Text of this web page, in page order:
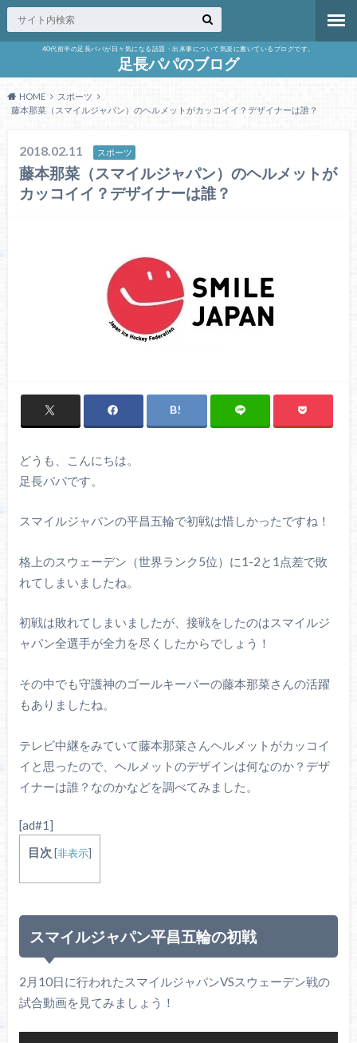
40代前半の足長パパが日々気になる話題・出来事について気楽に書いているブログです。
足長パパのブログ
HOME
スポーツ
藤本那菜（スマイルジャパン）のヘルメットがカッコイイ？デザイナーは誰？
2018.02.11 スポーツ
藤本那菜（スマイルジャパン）のヘルメットが
カッコイイ？デザイナーは誰？
どうも、こんにちは。
足長パパです。
スマイルジャパンの平昌五輪で初戦は惜しかったですね！
格上のスウェーデン（世界ランク5位）に1-2と1点差で敗
れてしまいましたね。
初戦は敗れてしまいましたが、接戦をしたのはスマイルジ
ャパン全選手が全力を尽くしたからでしょう！
その中でも守護神のゴールキーパーの藤本那菜さんの活躍
もありましたね。
テレビ中継をみていて藤本那菜さんヘルメットがカッコイ
イと思ったので、ヘルメットのデザインは何なのか？デザ
イナーは誰？なのかなどを調べてみました。
[ad#1]
目次 [非表示]
スマイルジャパン平昌五輪の初戦
2月10日に行われたスマイルジャパンVSスウェーデン戦の
試合動画を見てみましょう！